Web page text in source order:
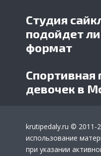
Студия
подойдет
формат
Спортивная
девочек в
krutipedaly.ru © 2011-
использование
при указании